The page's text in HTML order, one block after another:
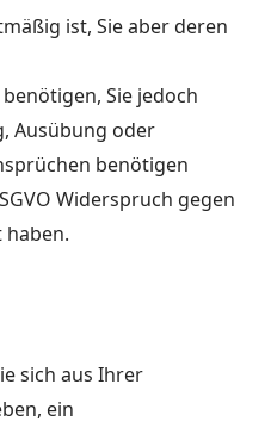
ist, Sie aber deren
Sie jedoch
Ausübung oder
benötigen
Widerspruch gegen
sich aus Ihrer
ein